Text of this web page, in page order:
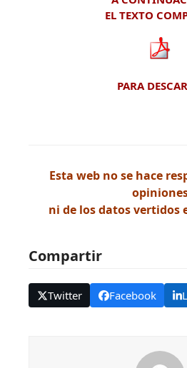
EL TEXTO
PARA
Esta web no se hace
ni de los datos vertidos
Compartir
Twitter Facebook